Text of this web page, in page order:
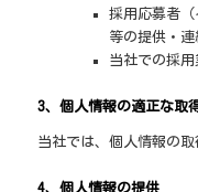
採用応募者
等の提供・連
当社での採用
3、個人情報の適正な取
当社では、個人情報の
4、個人情報の提供